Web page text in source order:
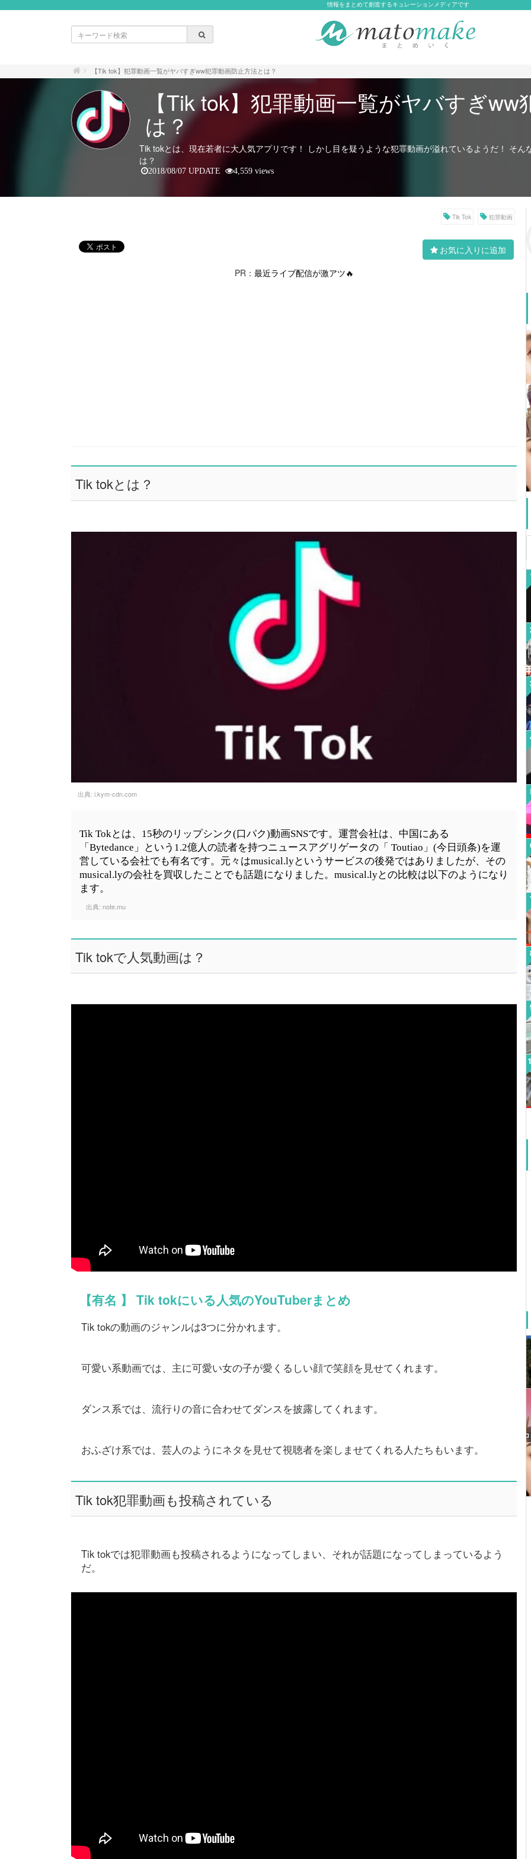
情報をまとめて創造するキュレーションメディアです
【Tik tok】犯罪動画一覧がヤバすぎww犯罪動画防止方法とは？
【Tik tok】犯罪動画一覧がヤバすぎ
は？
Tik tokとは、現在若者に大人気アプリです！ しかし目を疑うような犯罪動画が溢れているようだ！ そ
は？
2018/08/07 UPDATE 4,559 views
Tik Tok 犯罪動画
お気に入りに追加
PR： 最近ライブ配信が激アツ🔥
Tik tokとは？
出典: i.kym-cdn.com
Tik Tokとは、15秒のリップシンク(口パク)動画SNSです。運営会社は、中国にある
「Bytedance」という1.2億人の読者を持つニュースアグリゲータの「 Toutiao」(今日頭条)を運
営している会社でも有名です。元々はmusical.lyというサービスの後発ではありましたが、その
musical.lyの会社を買収したことでも話題になりました。musical.lyとの比較は以下のようになり
ます。
出典: note.mu
Tik tokで人気動画は？
【有名 】 Tik tokにいる人気のYouTuberまとめ
Tik tokの動画のジャンルは3つに分かれます。
可愛い系動画では、主に可愛い女の子が愛くるしい顔で笑顔を見せてくれます。
ダンス系では、流行りの音に合わせてダンスを披露してくれます。
おふざけ系では、芸人のようにネタを見せて視聴者を楽しませてくれる人たちもいます。
Tik tok犯罪動画も投稿されている
Tik tokでは犯罪動画も投稿されるようになってしまい、それが話題になってしまっているよう
だ。